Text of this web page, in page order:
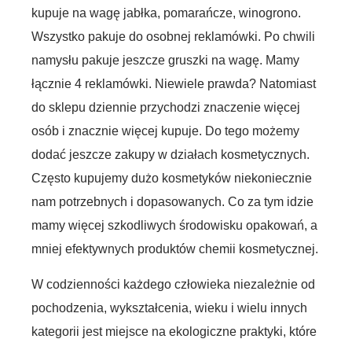
kupuje na wagę jabłka, pomarańcze, winogrono.
Wszystko pakuje do osobnej reklamówki. Po chwili
namysłu pakuje jeszcze gruszki na wagę. Mamy
łącznie 4 reklamówki. Niewiele prawda? Natomiast
do sklepu dziennie przychodzi znaczenie więcej
osób i znacznie więcej kupuje. Do tego możemy
dodać jeszcze zakupy w działach kosmetycznych.
Często kupujemy dużo kosmetyków niekoniecznie
nam potrzebnych i dopasowanych. Co za tym idzie
mamy więcej szkodliwych środowisku opakowań, a
mniej efektywnych produktów chemii kosmetycznej.
W codzienności każdego człowieka niezależnie od
pochodzenia, wykształcenia, wieku i wielu innych
kategorii jest miejsce na ekologiczne praktyki, które